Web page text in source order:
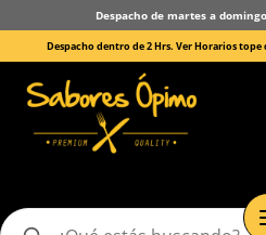
Despacho de martes a
Despacho dentro de 2 Hrs. Ver Horarios